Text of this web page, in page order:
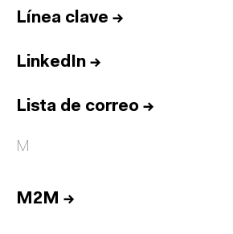
Línea clave →
LinkedIn →
Lista de correo →
M
M2M →